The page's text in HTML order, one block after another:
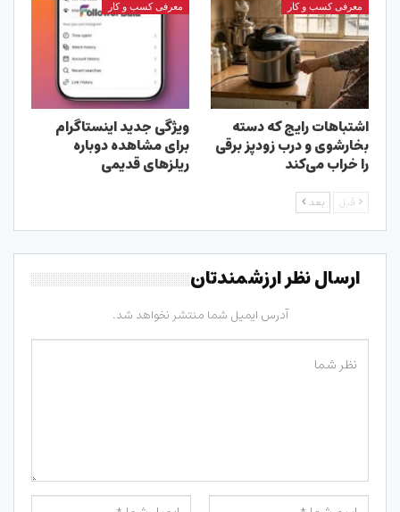
معرفی کسب و کار
اشتباهات رایج که دسته
بخارشوی و درب زودپز برقی
را خراب می‌کند
معرفی کسب و کار
ویژگی جدید اینستاگرام
برای مشاهده دوباره
ریلزهای قدیمی
قبل بعد
ارسال نظر ارزشمندتان
آدرس ایمیل شما منتشر نخواهد شد.